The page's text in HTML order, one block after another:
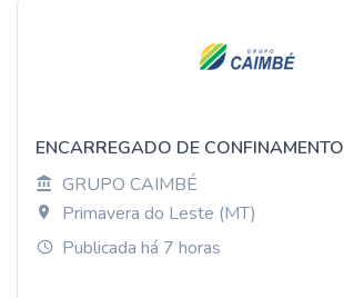
ENCARREGADO DE CONFINAMENTO
GRUPO CAIMBÉ
Primavera do Leste (MT)
Publicada há 7 horas